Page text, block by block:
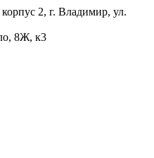
2, г. Владимир, ул.
8Ж, к3